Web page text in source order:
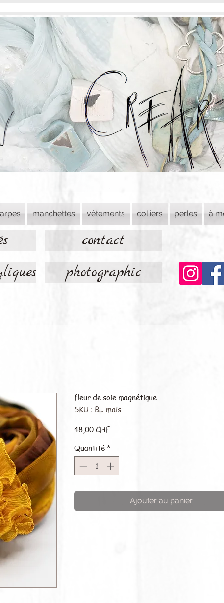
manchettes vêtements colliers perles à
contact
photographic
fleur de soie magnétique
SKU : BL-mais
48,00 CHFPrix
Quantité *
Ajouter au panier